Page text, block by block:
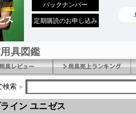
バックナンバー
定期購読のお申し込み
具図鑑
検索
イン ユニゼス